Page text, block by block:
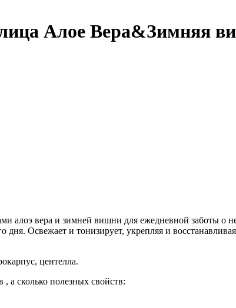
Алое Вера&Зимняя
алоэ вера и зимней вишни для ежедневной заботы о
дня. Освежает и тонизирует, укрепляя и
центелла.
а сколько полезных свойств: